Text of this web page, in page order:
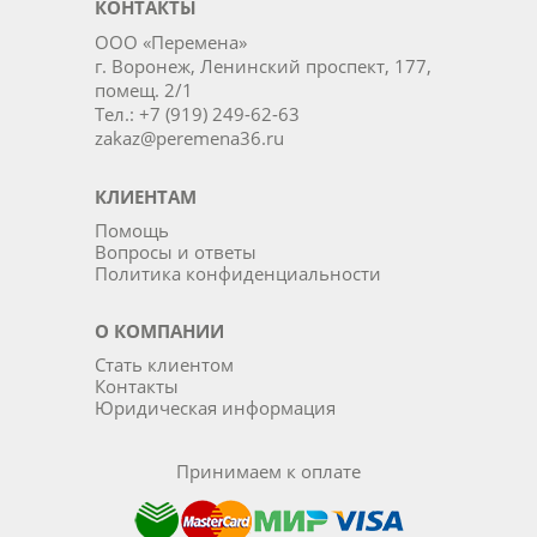
КОНТАКТЫ
ООО «Перемена»
г. Воронеж, Ленинский проспект, 177,
помещ. 2/1
Тел.: +7 (919) 249-62-63
zakaz@peremena36.ru
КЛИЕНТАМ
Помощь
Вопросы и ответы
Политика конфиденциальности
О КОМПАНИИ
Стать клиентом
Контакты
Юридическая информация
Принимаем к оплате